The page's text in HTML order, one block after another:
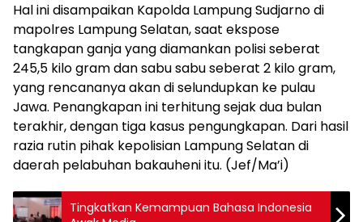
Hal ini disampaikan Kapolda Lampung Sudjarno di
mapolres Lampung Selatan, saat ekspose
tangkapan ganja yang diamankan polisi seberat
245,5 kilo gram dan sabu sabu seberat 2 kilo gram,
yang rencananya akan di selundupkan ke pulau
Jawa. Penangkapan ini terhitung sejak dua bulan
terakhir, dengan tiga kasus pengungkapan. Dari hasil
razia rutin pihak kepolisian Lampung Selatan di
daerah pelabuhan bakauheni itu. (Jef/Ma’i)
Tingkatkan Kemampuan Bahasa Indonesia